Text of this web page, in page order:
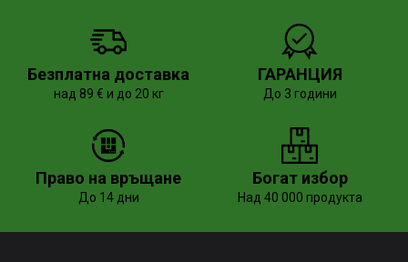
Безплатна доставка
над 89 € и до 20 кг
ГАРАНЦИЯ
До 3 години
Право на връщане
До 14 дни
Богат избор
Над 40 000 продукта